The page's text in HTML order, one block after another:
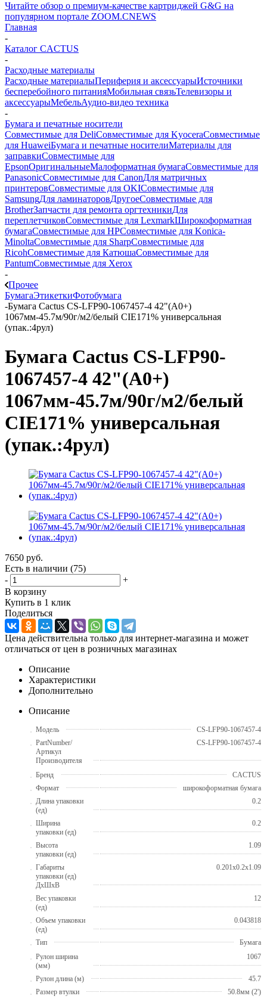
Читайте обзор о премиум-качестве картриджей G&G на
популярном портале ZOOM.CNEWS
Главная
-
Каталог CACTUS
-
Расходные материалы
Расходные материалыПериферия и аксессуарыИсточники
бесперебойного питанияМобильная связьТелевизоры и
аксессуарыМебельАудио-видео техника
-
Бумага и печатные носители
Совместимые для DeliСовместимые для KyoceraСовместимые
для HuaweiБумага и печатные носителиМатериалы для
заправкиСовместимые для
EpsonОригинальныеМалоформатная бумагаСовместимые для
PanasonicСовместимые для CanonДля матричных
принтеровСовместимые для OKIСовместимые для
SamsungДля ламинаторовДругоеСовместимые для
BrotherЗапчасти для ремонта оргтехникиДля
переплетчиковСовместимые для LexmarkШирокоформатная
бумагаСовместимые для HPСовместимые для Konica-
MinoltaСовместимые для SharpСовместимые для
RicohСовместимые для КатюшаСовместимые для
PantumСовместимые для Xerox
-
Прочее
БумагаЭтикеткиФотобумага
-Бумага Cactus CS-LFP90-1067457-4 42"(A0+)
1067мм-45.7м/90г/м2/белый CIE171% универсальная
(упак.:4рул)
Бумага Cactus CS-LFP90-
1067457-4 42"(A0+)
1067мм-45.7м/90г/м2/белый
CIE171% универсальная
(упак.:4рул)
7650 руб.
Есть в наличии (75)
-
+
В корзину
Купить в 1 клик
Поделиться
Цена действительна только для интернет-магазина и может
отличаться от цен в розничных магазинах
Описание
Характеристики
Дополнительно
Описание
Модель
CS-LFP90-1067457-4
PartNumber/
Артикул
Производителя
CS-LFP90-1067457-4
Бренд
CACTUS
Формат
широкоформатная бумага
Длина упаковки
(ед)
0.2
Ширина
упаковки (ед)
0.2
Высота
упаковки (ед)
1.09
Габариты
упаковки (ед)
ДхШхВ
0.201x0.2x1.09
Вес упаковки
(ед)
12
Объем упаковки
(ед)
0.043818
Тип
Бумага
Рулон ширина
(мм)
1067
Рулон длина (м)
45.7
Размер втулки
50.8мм (2')